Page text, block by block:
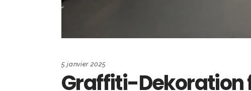
5 janvier 2025
Graffiti-Dekoration